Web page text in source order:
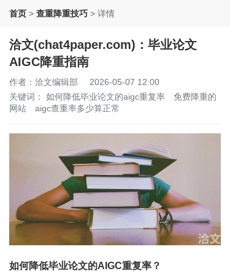
首页 > 查重降重技巧 > 详情
洽文(chat4paper.com)：毕业论文
AIGC降重指南
作者：洽文编辑部
2026-05-07 12:00
关键词： 如何降低毕业论文的aigc重复率
免费降重的
网站
aigc查重率多少算正常
如何降低毕业论文的AIGC重复率？